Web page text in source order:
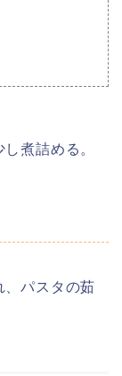
煮詰める。
、パスタの茹